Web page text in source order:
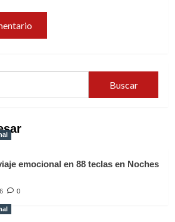
emocional en 88 teclas en Noches
0